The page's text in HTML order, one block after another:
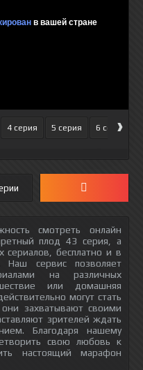
4 серия 5 серия 6 серия
›
смотреть онлайн
плод 43 серия, а
сериалов, бесплатно и в
сервис позволяет
на различных
или домашняя
могут стать
захватывают своими
зрителей ждать
Благодаря нашему
свою любовь к
настоящий марафон